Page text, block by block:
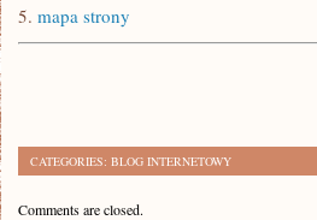
5. mapa strony
CATEGORIES: BLOG INTERNETOWY
Comments are closed.